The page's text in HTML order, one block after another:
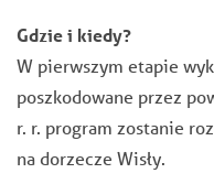
Gdzie i kiedy?
W pierwszym etapie
poszkodowane przez
r. r. program zostanie
na dorzecze Wisły.